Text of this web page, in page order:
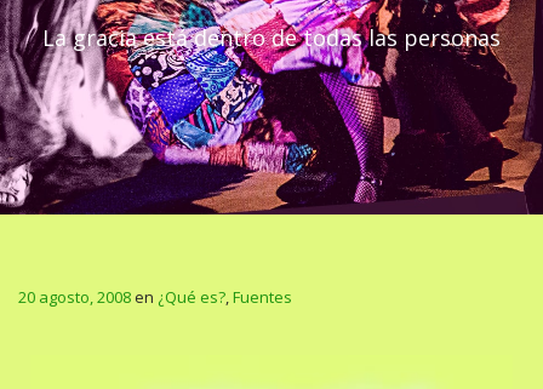
La gracia está dentro de todas las personas
20 agosto, 2008en ¿Qué es?,Fuentes